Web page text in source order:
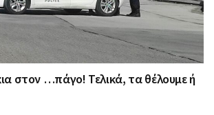
στον …πάγο! Τελικά, τα θέλουμε ή